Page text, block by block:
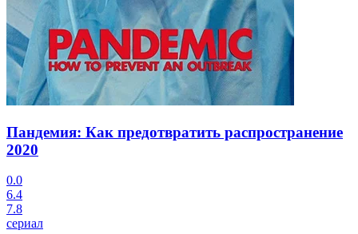
Пандемия: Как предотвратить распространение
2020
0.0
6.4
7.8
сериал